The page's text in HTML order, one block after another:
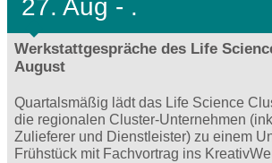
27. Aug - .
Werkstattgespräche des Life
August
Quartalsmäßig lädt das Life Science
die regionalen Cluster-Unternehmen
Zulieferer und Dienstleister) zu einem
Frühstück mit Fachvortrag ins